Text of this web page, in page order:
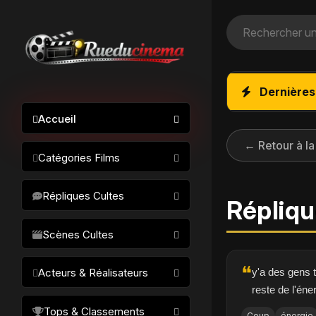
Accueil
Catégories Films
Science-fiction
Drame / Thriller
Comédie/humour
Horreur
Fantastique
Répliques Cultes
Scènes Cultes
Acteurs & Réalisateurs
Tops & Classements
← Retour à
❝y'a des gens
reste de